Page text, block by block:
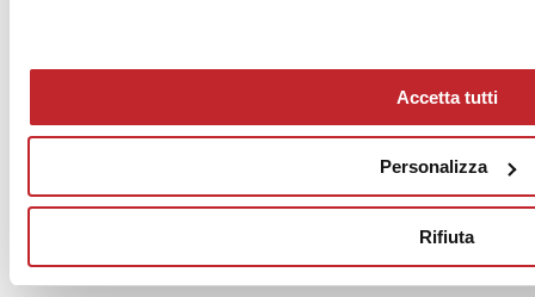
Accetta tutti
Personalizza
Rifiuta
News
Articoli